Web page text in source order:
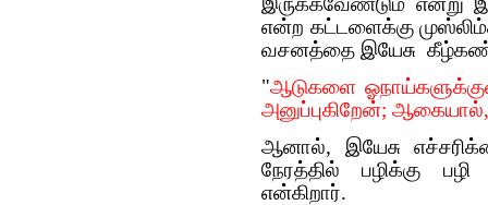
இருக்கவேண்டும் என்று
என்ற கட்டளைக்கு
வசனத்தை இயேசு
"ஆடுகளை
அனுப்புகிறேன்;
ஆனால், இயேசு
நேரத்தில் பழிக்கு
என்கிறார்.